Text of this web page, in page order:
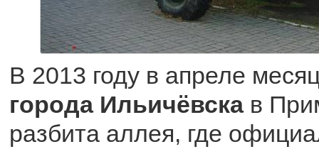
В 2013 году в апреле
города Ильичёвскав
разбита аллея, где